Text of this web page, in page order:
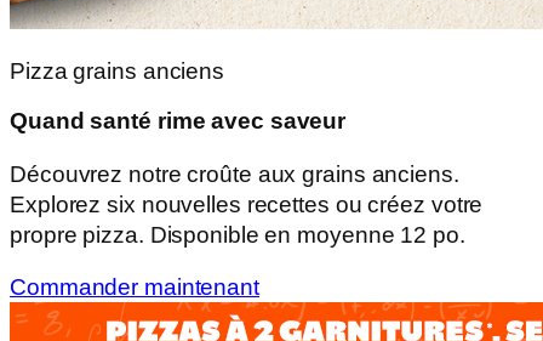
Pizza grains anciens
Quand santé rime avec saveur
Découvrez notre croûte aux grains anciens.
Explorez six nouvelles recettes ou créez votre
propre pizza. Disponible en moyenne 12 po.
Commander maintenant